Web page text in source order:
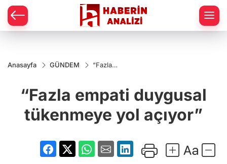
Anasayfa GÜNDEM
“Fazla
tükenmeye
yol açıyor”
“Fazla empati duygusal
tükenmeye yol açıyor”